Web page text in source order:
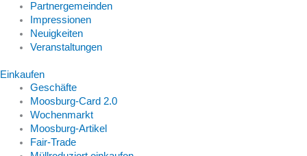
Partnergemeinden
Impressionen
Neuigkeiten
Veranstaltungen
Einkaufen
Geschäfte
Moosburg-Card 2.0
Wochenmarkt
Moosburg-Artikel
Fair-Trade